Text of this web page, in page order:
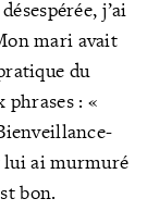
j’ai
mari avait
du
: «
lui ai murmuré
bon.